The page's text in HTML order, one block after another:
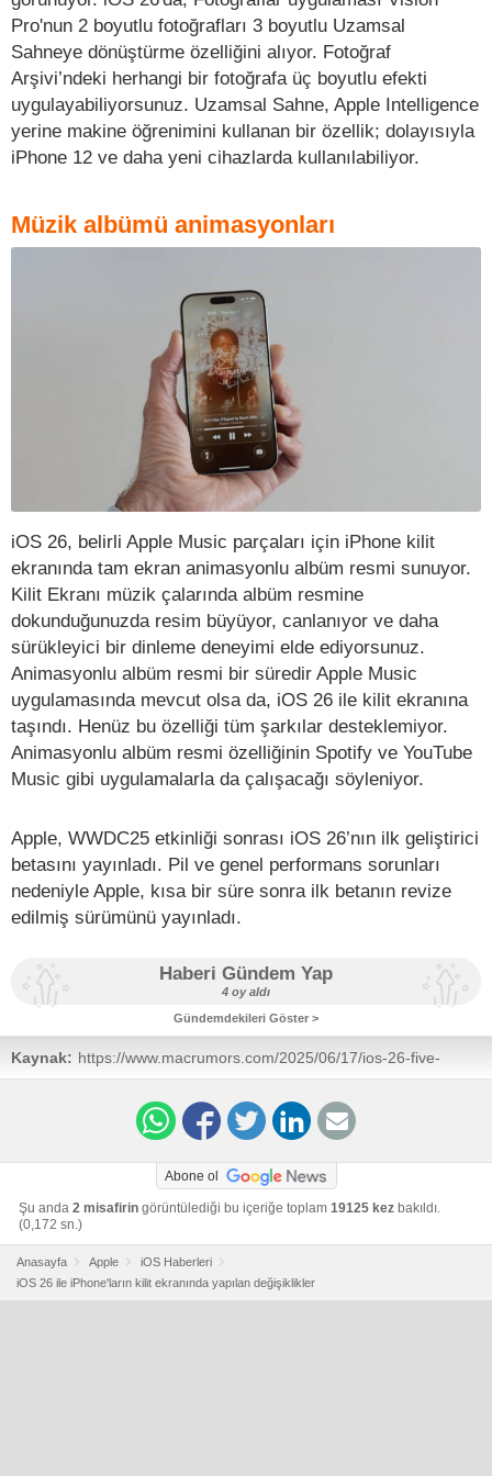
Pro'nun 2 boyutlu fotoğrafları 3 boyutlu Uzamsal
Sahneye dönüştürme özelliğini alıyor. Fotoğraf
Arşivi’ndeki herhangi bir fotoğrafa üç boyutlu efekti
uygulayabiliyorsunuz. Uzamsal Sahne, Apple Intelligence
yerine makine öğrenimini kullanan bir özellik; dolayısıyla
iPhone 12 ve daha yeni cihazlarda kullanılabiliyor.
Müzik albümü animasyonları
iOS 26, belirli Apple Music parçaları için iPhone kilit
ekranında tam ekran animasyonlu albüm resmi sunuyor.
Kilit Ekranı müzik çalarında albüm resmine
dokunduğunuzda resim büyüyor, canlanıyor ve daha
sürükleyici bir dinleme deneyimi elde ediyorsunuz.
Animasyonlu albüm resmi bir süredir Apple Music
uygulamasında mevcut olsa da, iOS 26 ile kilit ekranına
taşındı. Henüz bu özelliği tüm şarkılar desteklemiyor.
Animasyonlu albüm resmi özelliğinin Spotify ve YouTube
Music gibi uygulamalarla da çalışacağı söyleniyor.
Apple, WWDC25 etkinliği sonrası iOS 26’nın ilk geliştirici
betasını yayınladı. Pil ve genel performans sorunları
nedeniyle Apple, kısa bir süre sonra ilk betanın revize
edilmiş sürümünü yayınladı.
Haberi Gündem Yap
4 oy aldı
Gündemdekileri Göster >
Kaynak: https://www.macrumors.com/2025/06/17/ios-26-five-
changes-coming-to-iphone-lock-screen/
Abone ol
Şu anda 2 misafirin görüntülediği bu içeriğe toplam 19125 kez bakıldı.
(0,172 sn.)
Anasayfa Apple
iOS Haberleri
iOS 26 ile iPhone'ların kilit ekranında yapılan değişiklikler